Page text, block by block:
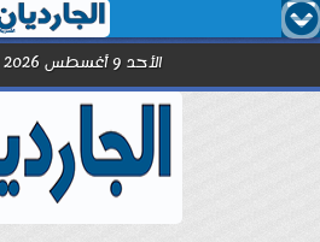
  
الأحد 9 أغسطس 2026